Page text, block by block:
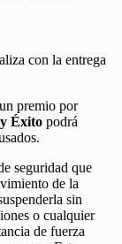
con la entrega
premio por
Éxito podrá
seguridad que
de la
sin
o cualquier
de fuerza